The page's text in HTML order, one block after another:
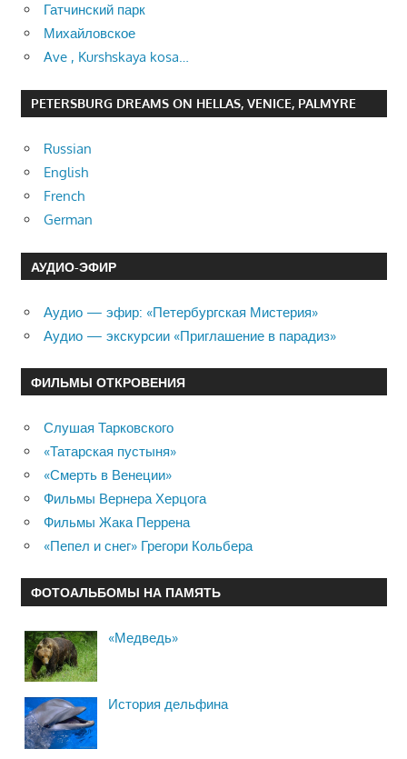
Гатчинский парк
Михайловское
Ave , Kurshskaya kosa…
PETERSBURG DREAMS ON HELLAS, VENICE, PALMYRE
Russian
English
French
German
АУДИО-ЭФИР
Аудио — эфир: «Петербургская Мистерия»
Аудио — экскурсии «Приглашение в парадиз»
ФИЛЬМЫ ОТКРОВЕНИЯ
Слушая Тарковского
«Татарская пустыня»
«Смерть в Венеции»
Фильмы Вернера Херцога
Фильмы Жака Перрена
«Пепел и снег» Грегори Кольбера
ФОТОАЛЬБОМЫ НА ПАМЯТЬ
«Медведь»
История дельфина